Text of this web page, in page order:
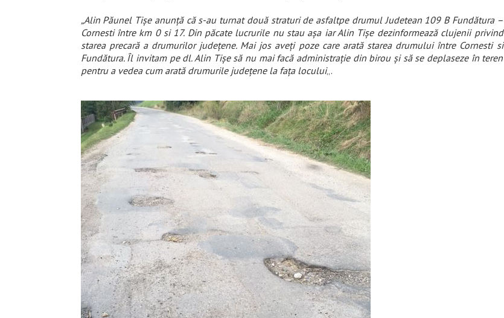
„Alin Păunel Tișe anunță că s-au turnat două straturi de asfaltpe drumul Judetean 109 B Fundătura –
Cornesti între km 0 si 17. Din păcate lucrurile nu stau așa iar Alin Tișe dezinformează clujenii privind
starea precară a drumurilor județene. Mai jos aveți poze care arată starea drumului între Cornesti si
Fundătura. Îl invitam pe dl. Alin Tișe să nu mai facă administrație din birou și să se deplaseze în teren
pentru a vedea cum arată drumurile județene la fața locului„.